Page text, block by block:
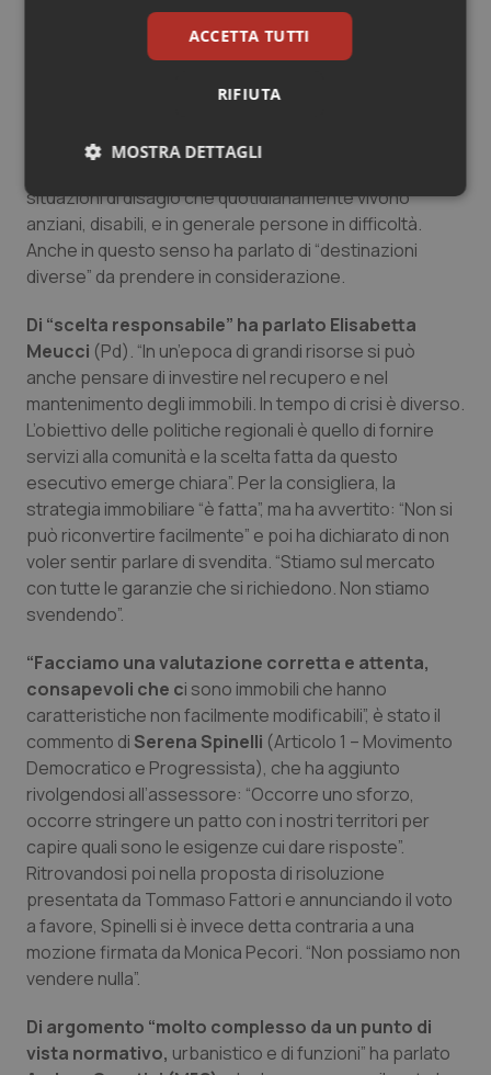
sopralluoghi fatti quando era presidente della
commissione controllo, il consigliere ha ricordato le
tante risorse spese per la messa in sicurezza di alcuni
beni e riferendosi ai tanti di immobili di pregio, ha
“patrimoni di macerie”. “Valutiamo se ci sono fondi
situazioni di disagio che quotidianamente vivono
anziani, disabili, e in generale persone in difficoltà.
Anche in questo senso ha parlato di “destinazioni
diverse” da prendere in considerazione.
Di “scelta responsabile” ha parlato Elisabetta
Meucci (Pd). “In un’epoca di grandi risorse si può
anche pensare di investire nel recupero e nel
mantenimento degli immobili. In tempo di crisi è diverso.
L’obiettivo delle politiche regionali è quello di fornire
servizi alla comunità e la scelta fatta da questo
esecutivo emerge chiara”. Per la consigliera, la
strategia immobiliare “è fatta”, ma ha avvertito: “Non si
può riconvertire facilmente” e poi ha dichiarato di non
voler sentir parlare di svendita. “Stiamo sul mercato
con tutte le garanzie che si richiedono. Non stiamo
svendendo”.
“Facciamo una valutazione corretta e attenta,
consapevoli che ci sono immobili che hanno
caratteristiche non facilmente modificabili”, è stato il
commento di Serena Spinelli (Articolo 1 – Movimento
Democratico e Progressista), che ha aggiunto
rivolgendosi all’assessore: “Occorre uno sforzo,
occorre stringere un patto con i nostri territori per
capire quali sono le esigenze cui dare risposte”.
Ritrovandosi poi nella proposta di risoluzione
presentata da Tommaso Fattori e annunciando il voto
a favore, Spinelli si è invece detta contraria a una
mozione firmata da Monica Pecori. “Non possiamo non
vendere nulla”.
Di argomento “molto complesso da un punto di
vista normativo, urbanistico e di funzioni” ha parlato
ACCETTA TUTTI
RIFIUTA
MOSTRA DETTAGLI
Necessari Statistici Marketing
Necessari Statistici Marketing
I cookie necessari contribuiscono a rendere fruibile il
sito web abilitandone funzionalità di base quali la
navigazione sulle pagine e l'accesso alle aree
protette del sito. Il sito web non è in grado di
funzionare correttamente senza questi cookie.
Fornitore Dominio
VISITOR_PRIVACY_METADATA
YouTube
.youtube.com
CookieScriptConsent
CookieScript
www.quotidianosanita.it